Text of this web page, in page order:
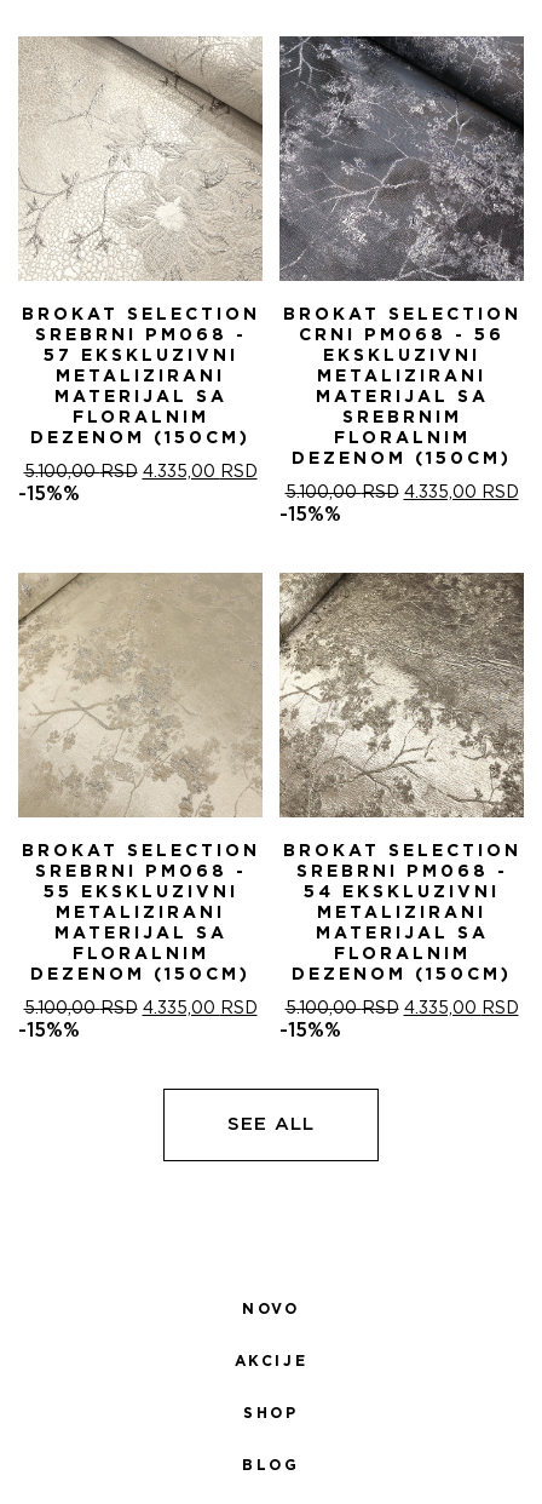
5.100,00 RSD.
BROKAT SELECTION
SREBRNI PM068 -
57 EKSKLUZIVNI
METALIZIRANI
MATERIJAL SA
FLORALNIM
DEZENOM (150CM)
5.100,00RSD ОРИГИНАЛНА
4.335,00 RSDТРЕНУТНА
ЦЕНА
-15%%
BROKAT SELECTION
CRNI PM068 - 56
EKSKLUZIVNI
METALIZIRANI
MATERIJAL SA
SREBRNIM
FLORALNIM
DEZENOM (150CM)
5.100,00RSD ОРИГИНАЛНА
5.100,00 RSD.
4.335,00 RSD
-15%%
BROKAT SELECTION
SREBRNI PM068 -
55 EKSKLUZIVNI
METALIZIRANI
MATERIJAL SA
FLORALNIM
DEZENOM (150CM)
5.100,00RSD ОРИГИНАЛНА
5.100,00 RSD.
4.335,00 RSDТРЕНУТНА
ЦЕНА
-15%%
BROKAT SELECTION
SREBRNI PM068 -
54 EKSKLUZIVNI
METALIZIRANI
MATERIJAL SA
FLORALNIM
DEZENOM (150CM)
5.100,00RSD ОРИГИНАЛНА
4.335,00 RSD
-15%%
SEE ALL
NOVO
AKCIJE
SHOP
BLOG